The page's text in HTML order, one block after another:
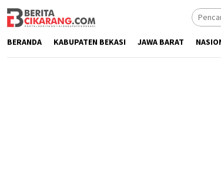
BERANDA KABUPATEN BEKASI JAWA BARAT